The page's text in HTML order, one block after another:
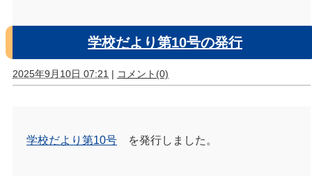
学校だより第10号の発行
2025年9月10日 07:21 | コメント(0)
学校だより第10号 を発行しました。